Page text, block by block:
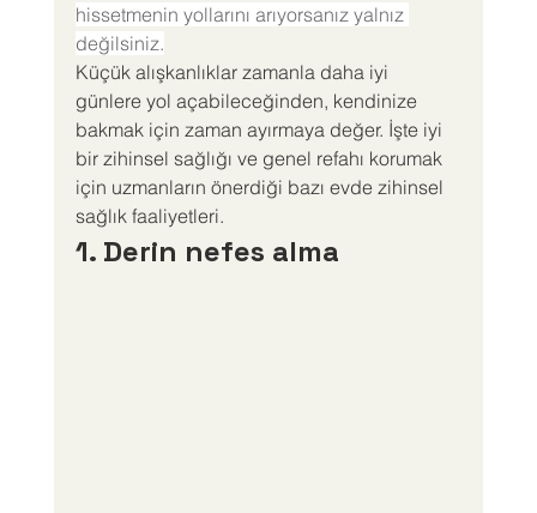
hissetmenin yollarını arıyorsanız yalnız
değilsiniz.
Küçük alışkanlıklar zamanla daha iyi
günlere yol açabileceğinden, kendinize
bakmak için zaman ayırmaya değer. İşte iyi
bir zihinsel sağlığı ve genel refahı korumak
için uzmanların önerdiği bazı evde zihinsel
sağlık faaliyetleri.
1. Derin nefes alma